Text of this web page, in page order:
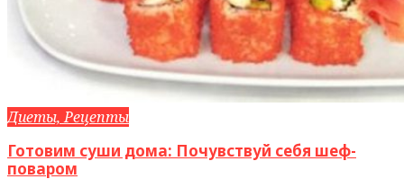
Диеты, Рецепты
Готовим суши дома: Почувствуй себя шеф-
поваром